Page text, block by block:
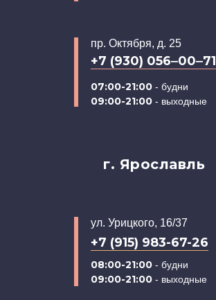
г. Ярославль
ул. Урицкого, 16/37
08:00-21:00 - будни
09:00-21:00 - выходные
+7 (915) 983-67-26
пр. Октября, д. 25
07:00-21:00 - будни
09:00-21:00 - выходные
+7 (930) 056‒00‒71